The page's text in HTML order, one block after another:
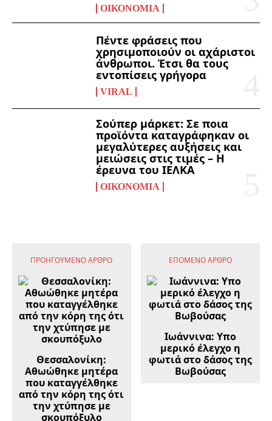
ΟΙΚΟΝΟΜΊΑ
Πέντε φράσεις που
χρησιμοποιούν οι αχάριστοι
άνθρωποι. Έτσι θα τους
εντοπίσεις γρήγορα
VIRAL
Σούπερ μάρκετ: Σε ποια
προϊόντα καταγράφηκαν οι
μεγαλύτερες αυξήσεις και
μειώσεις στις τιμές – Η
έρευνα του ΙΕΛΚΑ
ΟΙΚΟΝΟΜΊΑ
ΠΡΟΗΓΟΎΜΕΝΟ ΆΡΘΡΟ
Θεσσαλονίκη:
Αθωώθηκε μητέρα
που καταγγέλθηκε
από την κόρη της ότι
την χτύπησε με
σκουπόξυλο
ΕΠΌΜΕΝΟ ΆΡΘΡΟ
Ιωάννινα: Υπο
μερικό έλεγχο η
φωτιά στο δάσος της
Βωβούσας